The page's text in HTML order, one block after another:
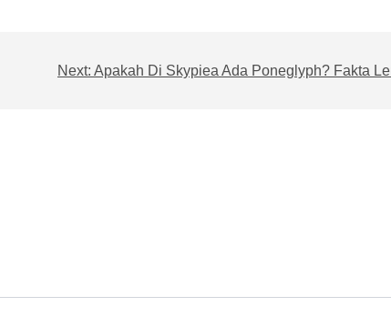
Next: Apakah Di Skypiea Ada Poneglyph? Fakta